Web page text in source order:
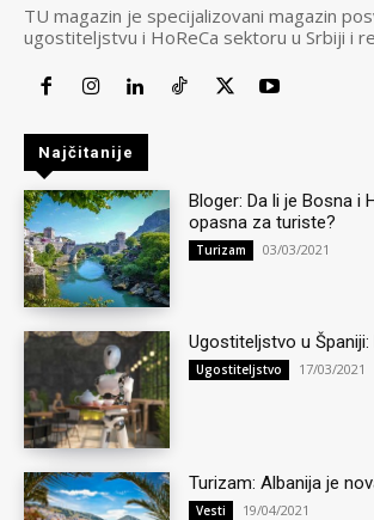
TU magazin je specijalizovani magazin
ugostiteljstvu i HoReCa sektoru u Srbiji i
Najčitanije
Bloger: Da li je Bosna i
opasna za turiste?
Turizam 03/03/2021
Ugostiteljstvo u Španiji:
Ugostiteljstvo 17/03/2021
Turizam: Albanija je
Vesti 19/04/2021